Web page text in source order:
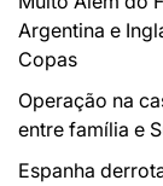
Argentina e
Copas
Operação na
entre família e
Espanha